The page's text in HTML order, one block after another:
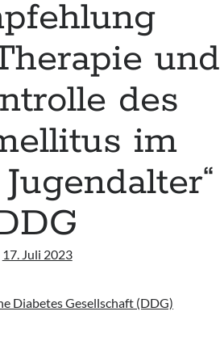
und
des
im
17. Juli 2023
Diabetes Gesellschaft (DDG)